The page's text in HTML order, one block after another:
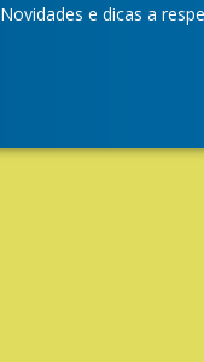
Novidades e dicas a